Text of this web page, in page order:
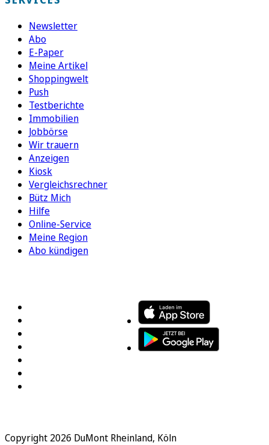
Newsletter
Abo
E-Paper
Meine Artikel
Shoppingwelt
Push
Testberichte
Immobilien
Jobbörse
Wir trauern
Anzeigen
Kiosk
Vergleichsrechner
Bütz Mich
Hilfe
Online-Service
Meine Region
Abo kündigen
Copyright 2026 DuMont Rheinland, Köln